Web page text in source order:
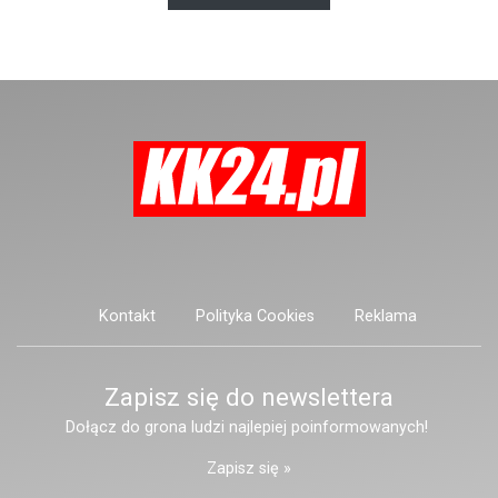
posiadać niebezpieczne
Kontakt Polityka Cookies Reklama
Zapisz się do newslettera
Dołącz do grona ludzi najlepiej poinformowanych!
Zapisz się »